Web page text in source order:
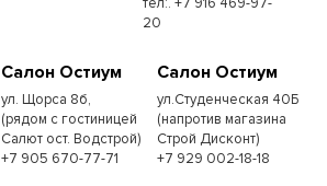
20
Салон Остиум
ул. Щорса 8б,
(рядом с гостиницей
Салют ост. Водстрой)
+7 905 670-77-71
Салон Остиум
ул.Студенческая 40Б
(напротив магазина
Строй Дисконт)
+7 929 002-18-18